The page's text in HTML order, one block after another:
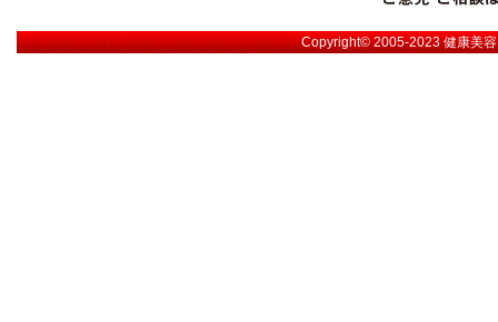
Copyright© 2005-2023健康美